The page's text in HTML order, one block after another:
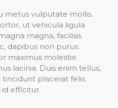
metus vulputate mollis.
ut vehicula ligula
magna, facilisis
dapibus non purus.
maximus molestie.
lacinia. Duis enim tellus,
tincidunt placerat felis.
efficitur.